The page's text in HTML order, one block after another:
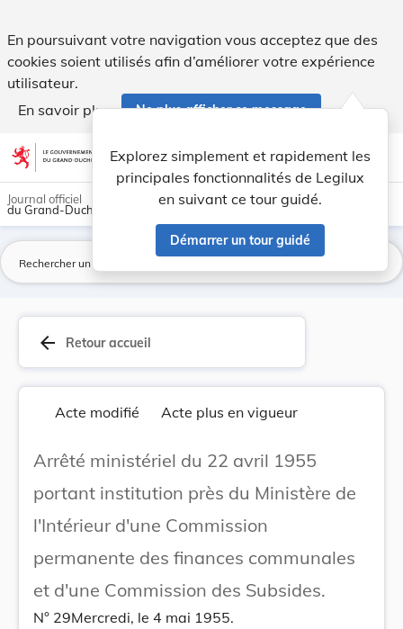
En poursuivant votre navigation vous acceptez que des
cookies soient utilisés afin d’améliorer votre expérience
utilisateur.
En savoir plus
Ne plus afficher ce message
Aller au contenu account_circle help Aide
Explorez simplement et rapidement les
principales fonctionnalités de Legilux
en suivant ce tour guidé.
Démarrer un tour guidé
light_mode dark_mode
Journal officiel
du Grand-Duché de Luxembourg
arrow_back Retour accueil
Acte modifié Acte plus en vigueur
Arrêté ministériel du 22 avril 1955
portant institution près du Ministère de
l'Intérieur d'une Commission
permanente des finances communales
et d'une Commission des Subsides.
N° 29Mercredi, le 4 mai 1955.